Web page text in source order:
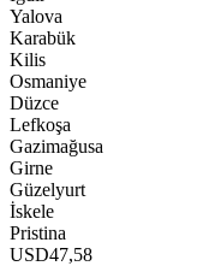
Yalova
Karabük
Kilis
Osmaniye
Düzce
Lefkoşa
Gazimağusa
Girne
Güzelyurt
İskele
Pristina
USD47,58